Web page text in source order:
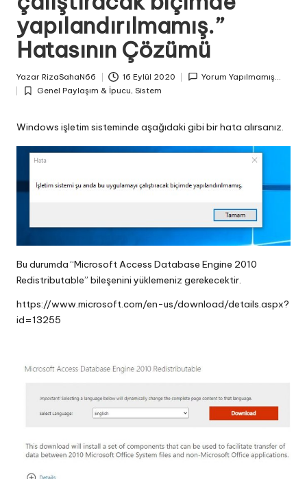
yapılandırılmamış.”
Hatasının Çözümü
by
Yazar RizaSahaN66 16 Eylül 2020 Yorum Yapılmamış...
Posted
Genel Paylaşım & İpucu, Sistem
Windows işletim sisteminde aşağıdaki gibi bir hata alırsanız.
Bu durumda “Microsoft Access Database Engine 2010
Redistributable” bileşenini yüklemeniz gerekecektir.
https://www.microsoft.com/en-us/download/details.aspx?
id=13255